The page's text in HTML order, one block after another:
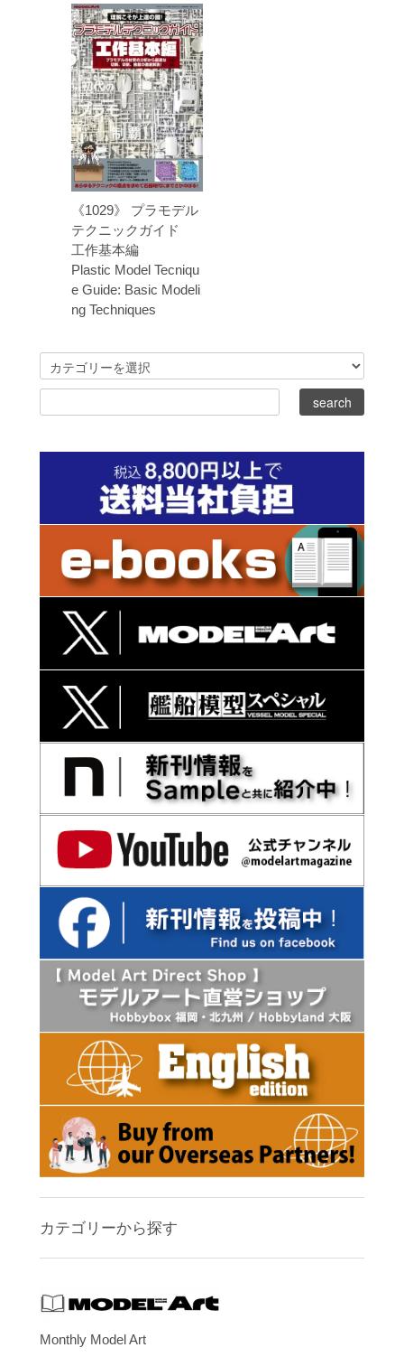
《1029》 プラモデル
テクニックガイド
工作基本編
Plastic Model Tecniqu
e Guide: Basic Modeli
ng Techniques
カテゴリーから探す
Monthly Model Art